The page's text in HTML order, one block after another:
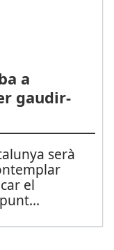
a
gaudir-
serà
el
...